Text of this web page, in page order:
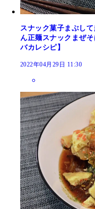
スナック菓子まぶし
ん正麺スナックまぜ
バカレシピ】
2022年04月29日 11:30